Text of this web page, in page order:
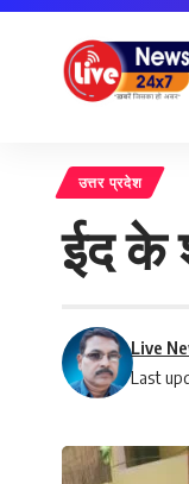
उत्तर प्रदेश
ईद के
Last
Live